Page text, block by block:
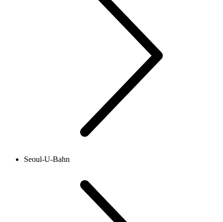
Seoul-U-Bahn